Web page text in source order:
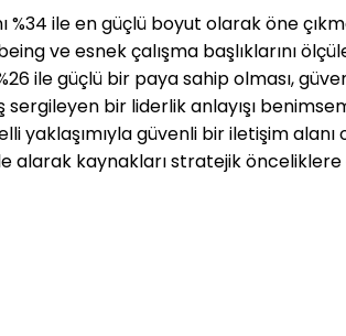
%34 ile en güçlü boyut olarak öne
ve esnek çalışma başlıklarını
ile güçlü bir paya sahip olması,
bir liderlik anlayışı
güvenli bir iletişim alanı
kaynakları stratejik önceliklere